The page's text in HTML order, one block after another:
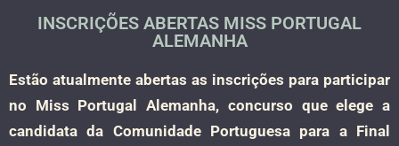
INSCRIÇÕES ABERTAS MISS PORTUGAL
ALEMANHA
Estão atualmente abertas as inscrições para participar
no Miss Portugal Alemanha, concurso que elege a
candidata da Comunidade Portuguesa para a Final